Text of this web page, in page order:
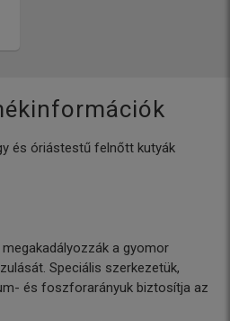
és óriástestű felnőtt kutyák
a gyomor
Speciális szerkezetük,
és foszforarányuk biztosítja az